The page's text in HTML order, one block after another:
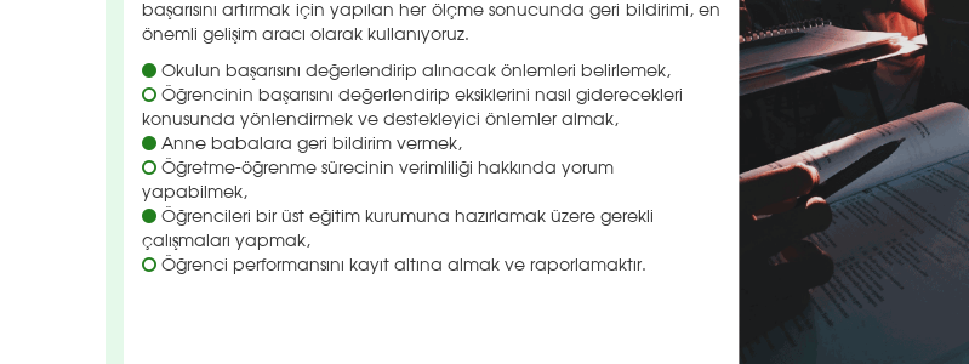
başarısını artırmak için yapılan her ölçme sonucunda geri bildirimi, en
önemli gelişim aracı olarak kullanıyoruz.
Okulun başarısını değerlendirip alınacak önlemleri belirlemek,
Öğrencinin başarısını değerlendirip eksiklerini nasıl giderecekleri
konusunda yönlendirmek ve destekleyici önlemler almak,
Anne babalara geri bildirim vermek,
Öğretme-öğrenme sürecinin verimliliği hakkında yorum
yapabilmek,
Öğrencileri bir üst eğitim kurumuna hazırlamak üzere gerekli
çalışmaları yapmak,
Öğrenci performansını kayıt altına almak ve raporlamaktır.